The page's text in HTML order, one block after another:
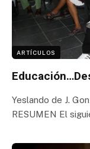
ARTÍCULOS
Yeslando de J.
RESUMEN El